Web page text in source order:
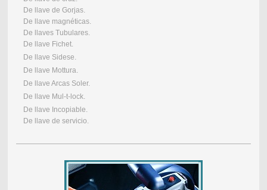
De llave de Gorjas.
De llave magnéticas.
De llaves Tubulares.
De llave Fichet.
De llave Sidese.
De llave Mottura.
De llave Arcas Soler.
De llave Mul-t-lock.
De llave Incopiable.
De llave de servicio.